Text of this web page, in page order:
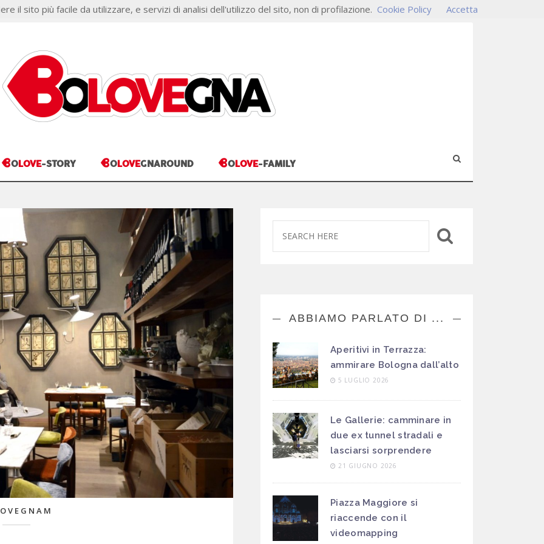
COOKIE POLICY
BOLOVE-STORY BOLOVEGNAROUND BOLOVE-FAMILY
ABBIAMO PARLATO DI ...
Aperitivi in Terrazza:
ammirare Bologna dall’alto
5 LUGLIO 2026
Le Gallerie: camminare in
due ex tunnel stradali e
lasciarsi sorprendere
21 GIUGNO 2026
Piazza Maggiore si
riaccende con il
videomapping
il sito più facile da utilizzare, e servizi di analisi dell'utilizzo del sito, non di profilazione. Cookie Policy Accetta